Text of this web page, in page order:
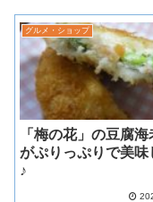
グルメ・ショップ
「梅の花」の豆腐海
がぷりっぷりで美味
♪